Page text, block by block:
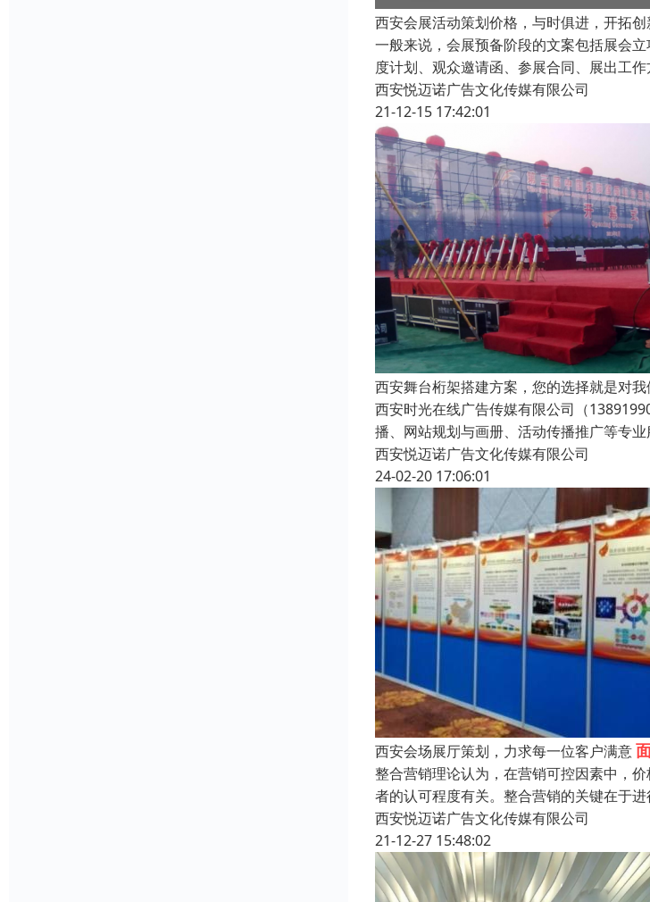
西安会展活动策划价格，与时俱进，开拓创
一般来说，会展预备阶段的文案包括展会
度计划、观众邀请函、参展合同、展出工
西安悦迈诺广告文化传媒有限公司
21-12-15 17:42:01
西安舞台桁架搭建方案，您的选择就是对
西安时光在线广告传媒有限公司（
播、网站规划与画册、活动传播推广等专
西安悦迈诺广告文化传媒有限公司
24-02-20 17:06:01
西安会场展厅策划，力求每一位客户满意
整合营销理论认为，在营销可控因素中，
者的认可程度有关。整合营销的关键在于
西安悦迈诺广告文化传媒有限公司
21-12-27 15:48:02